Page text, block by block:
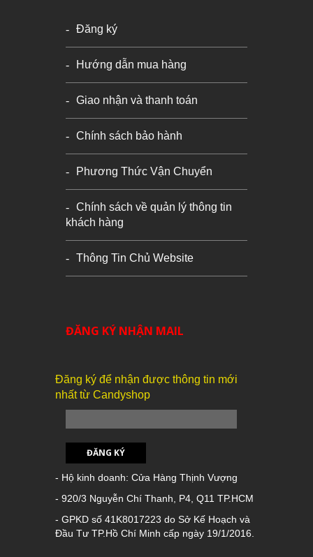
Đăng ký
Hướng dẫn mua hàng
Giao nhận và thanh toán
Chính sách bảo hành
Phương Thức Vận Chuyển
Chính sách về quản lý thông tin
khách hàng
Thông Tin Chủ Website
ĐĂNG KÝ NHẬN MAIL
Đăng ký để nhận được thông tin mới
nhất từ Candyshop
ĐĂNG KÝ
- Hộ kinh doanh: Cửa Hàng Thịnh Vượng
- 920/3 Nguyễn Chí Thanh, P4, Q11 TP.HCM
- GPKD số 41K8017223 do Sở Kế Hoạch và
Đầu Tư TP.Hồ Chí Minh cấp ngày 19/1/2016.